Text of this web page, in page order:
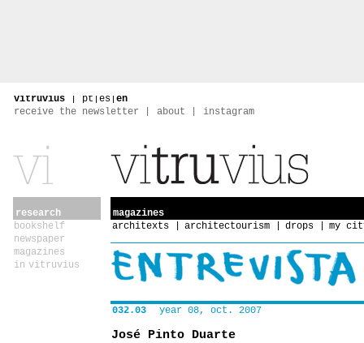
vitruvius | pt | es | en
receive the newsletter
about instagram
research
bookshelf
newspaper
magazines
in vitruvius
magazines
architexts
architectourism drops my
032.03 year 08, oct. 2007
José Pinto Duarte